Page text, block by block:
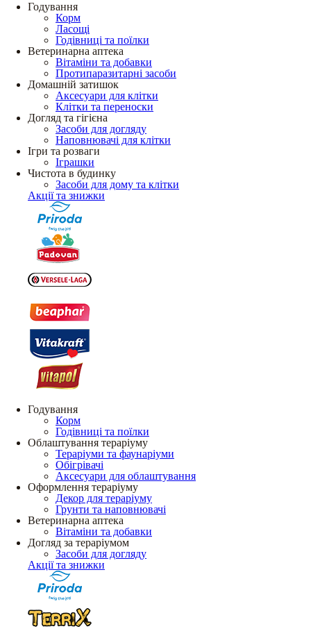
Годування
Корм
Ласощі
Годівниці та поїлки
Ветеринарна аптека
Вітаміни та добавки
Протипаразитарні засоби
Домашній затишок
Аксесуари для клітки
Клітки та переноски
Догляд та гігієна
Засоби для догляду
Наповнювачі для клітки
Ігри та розваги
Іграшки
Чистота в будинку
Засоби для дому та клітки
Акції та знижки
Годування
Корм
Годівниці та поїлки
Облаштування тераріуму
Тераріуми та фаунаріуми
Обігрівачі
Аксесуари для облаштування
Оформлення тераріуму
Декор для тераріуму
Грунти та наповнювачі
Ветеринарна аптека
Вітаміни та добавки
Догляд за тераріумом
Засоби для догляду
Акції та знижки